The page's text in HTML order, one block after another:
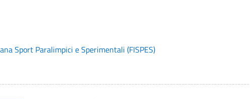
Sport Paralimpici e Sperimentali (FISPES)